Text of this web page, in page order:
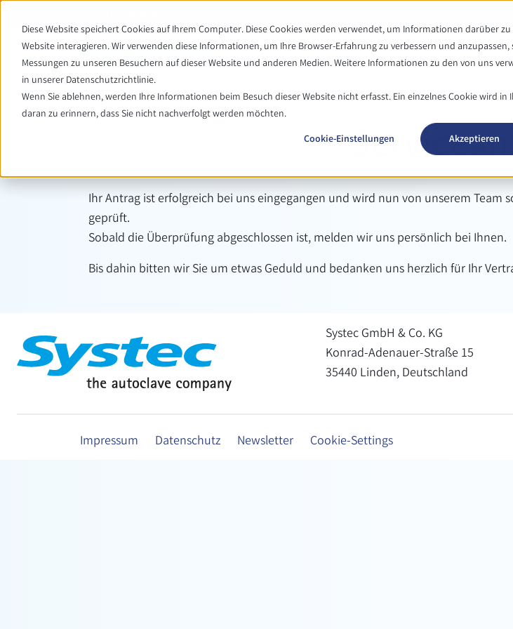
Diese Website speichert Cookies auf Ihrem Computer. Diese Cookies werden verwendet, um Informationen darüber
Website interagieren. Wir verwenden diese Informationen, um Ihre Browser-Erfahrung zu verbessern und anzupassen,
Messungen zu unseren Besuchern auf dieser Website und anderen Medien. Weitere Informationen zu den von uns
in unserer Datenschutzrichtlinie.
Wenn Sie ablehnen, werden Ihre Informationen beim Besuch dieser Website nicht erfasst. Ein einzelnes Cookie wird in
daran zu erinnern, dass Sie nicht nachverfolgt werden möchten.
Cookie-Einstellungen
Akzeptieren
Ihr Antrag ist erfolgreich bei uns eingegangen und wird nun von unserem Team
geprüft.
Sobald die Überprüfung abgeschlossen ist, melden wir uns persönlich bei Ihnen.
Bis dahin bitten wir Sie um etwas Geduld und bedanken uns herzlich für Ihr
Systec GmbH & Co. KG
Konrad-Adenauer-Straße 15
35440 Linden, Deutschland
Impressum Datenschutz Newsletter Cookie-Settings